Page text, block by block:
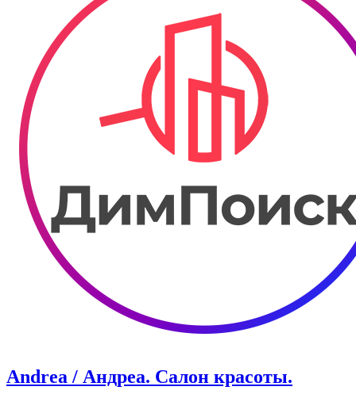
Andrea / Андреа. Салон красоты.